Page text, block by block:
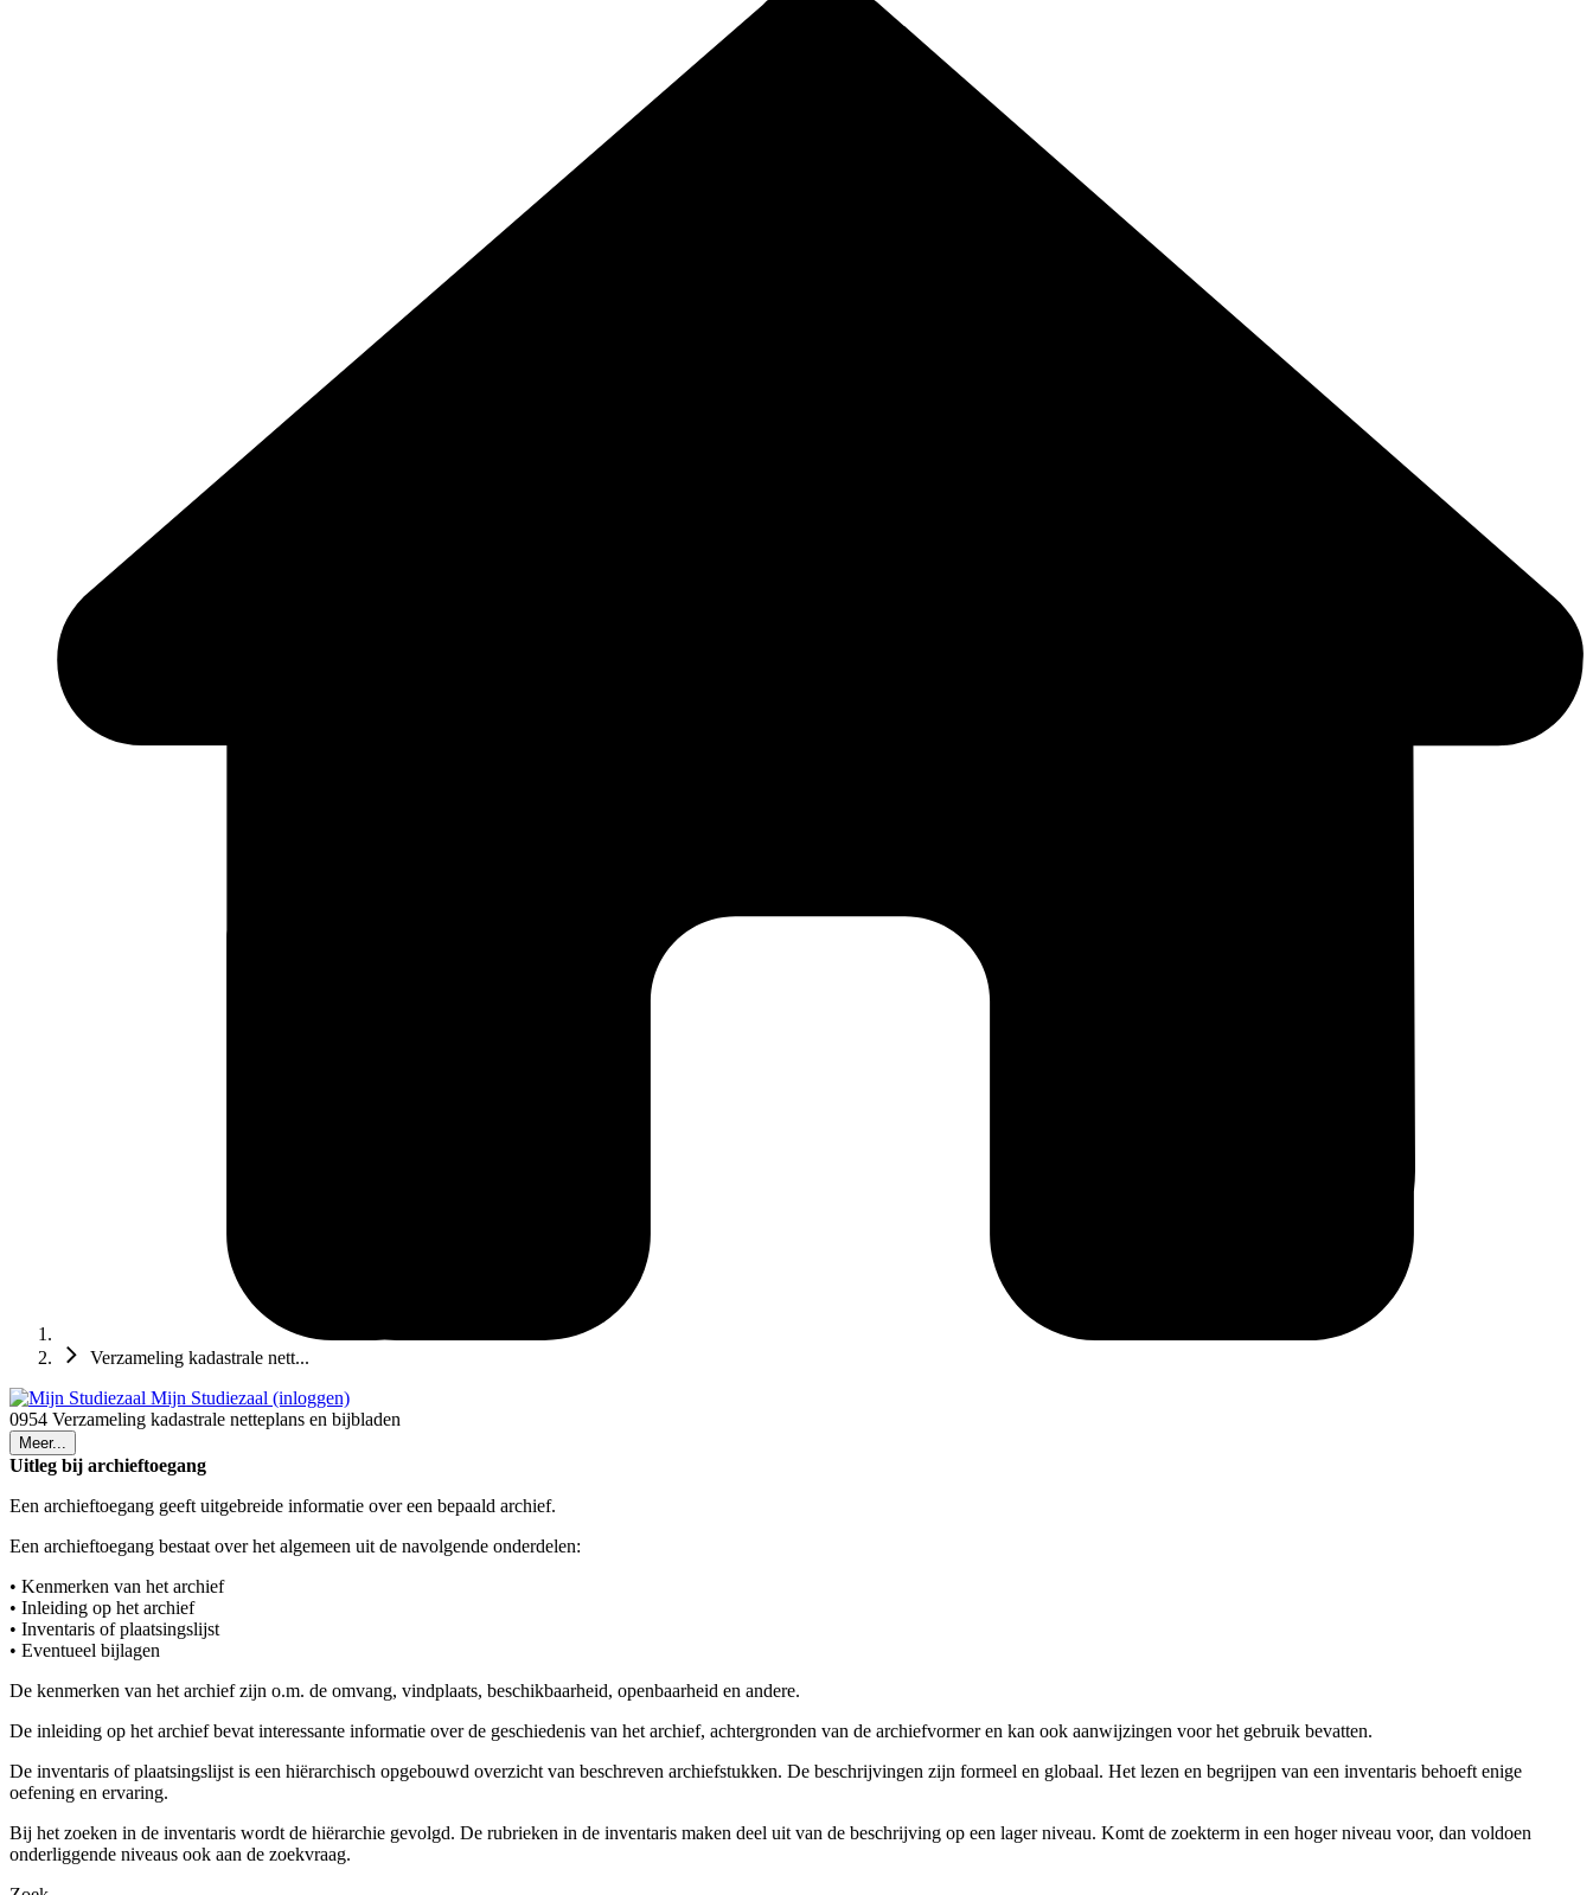
Verzameling kadastrale nett...
Mijn Studiezaal (inloggen)
0954 Verzameling kadastrale netteplans en bijbladen
Meer...
Uitleg bij archieftoegang
Een archieftoegang geeft uitgebreide informatie over een bepaald archief.
Een archieftoegang bestaat over het algemeen uit de navolgende onderdelen:
• Kenmerken van het archief
• Inleiding op het archief
• Inventaris of plaatsingslijst
• Eventueel bijlagen
De kenmerken van het archief zijn o.m. de omvang, vindplaats, beschikbaarheid, openbaarheid en andere.
De inleiding op het archief bevat interessante informatie over de geschiedenis van het archief, achtergronden van de archiefvormer en kan ook aanwijzingen voor het gebruik bevatten.
De inventaris of plaatsingslijst is een hiërarchisch opgebouwd overzicht van beschreven archiefstukken. De beschrijvingen zijn formeel en globaal. Het lezen en begrijpen van een inventaris behoeft enige
oefening en ervaring.
Bij het zoeken in de inventaris wordt de hiërarchie gevolgd. De rubrieken in de inventaris maken deel uit van de beschrijving op een lager niveau. Komt de zoekterm in een hoger niveau voor, dan voldoen
onderliggende niveaus ook aan de zoekvraag.